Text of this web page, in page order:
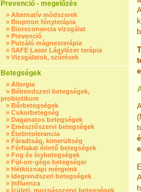
Prevenció - megelőzés
» Alternatív módszerek
» Bioptron fényterápia
» Biorezonancia vizsgálat
» Prevenció
» Pulzáló mágnesterápia
» SAFE Laser Lágylézer terápia
» Vizsgálatok, szűrések
Betegségek
» Allergia
» Bélrendszeri betegségek,
probiotikum
» Bőrbetegségek
» Cukorbetegség
» Daganatos betegségek
» Emésztőszervi betegségek
» Ételintolerancia
» Fáradtság, kimerültség
» Férfiakat érintő betegségek
» Fog és ínybetegségek
» Fül-orr-gége betegségei
» Hétköznapi mérgeink
» Idegrendszeri betegségek
» Influenza
» Ízületi, mozgásszervi betegségek